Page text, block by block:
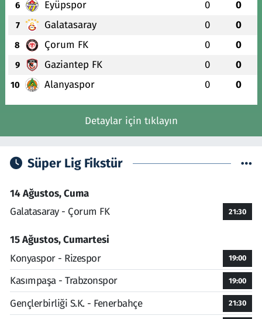
6 Eyüpspor 0 0
7 Galatasaray 0 0
8 Çorum FK 0 0
9 Gaziantep FK 0 0
10 Alanyaspor 0 0
Detaylar için tıklayın
Süper Lig Fikstür
14 Ağustos, Cuma
Galatasaray - Çorum FK
21:30
15 Ağustos, Cumartesi
Konyaspor - Rizespor
19:00
Kasımpaşa - Trabzonspor 19:00
Gençlerbirliği S.K. - Fenerbahçe 21:30